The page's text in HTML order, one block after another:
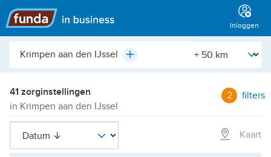
Hoofdmenu
Inloggen
Plaats,
etc.
Plus [Straal]
41 zorginstellingen
in Krimpen aan den IJssel
2 filters
Kaart